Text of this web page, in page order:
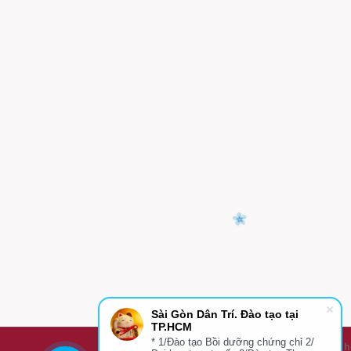
Sài Gòn Dân Trí - Đào Tạo Tại TPHCM-
Sài Gòn Dân Trí. Đào tạo tại
TP.HCM
* 1/Đào tạo Bồi dưỡng chứng chỉ 2/